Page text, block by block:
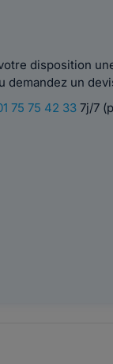
disposition
demandez un
75 75 42 337j/7